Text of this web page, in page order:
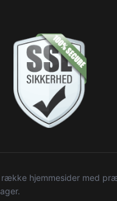
hjemmesider med